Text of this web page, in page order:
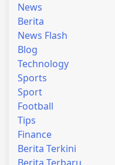
News
Berita
News Flash
Blog
Technology
Sports
Sport
Football
Tips
Finance
Berita Terkini